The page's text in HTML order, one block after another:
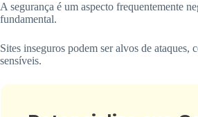
A segurança é um aspecto frequentemente
fundamental.
Sites inseguros podem ser alvos de ataques,
sensíveis.